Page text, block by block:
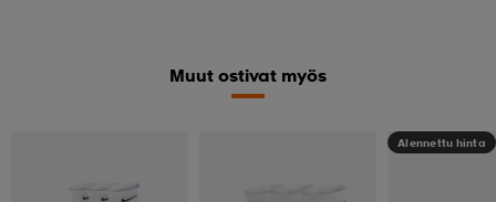
Muut ostivat myös
Alennettu hinta